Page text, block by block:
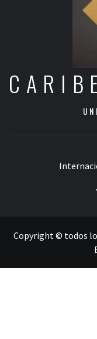
Copyright © todos